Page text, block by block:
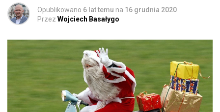
Opublikowano 6 lat temu na 16 grudnia 2020
Przez Wojciech Basałygo